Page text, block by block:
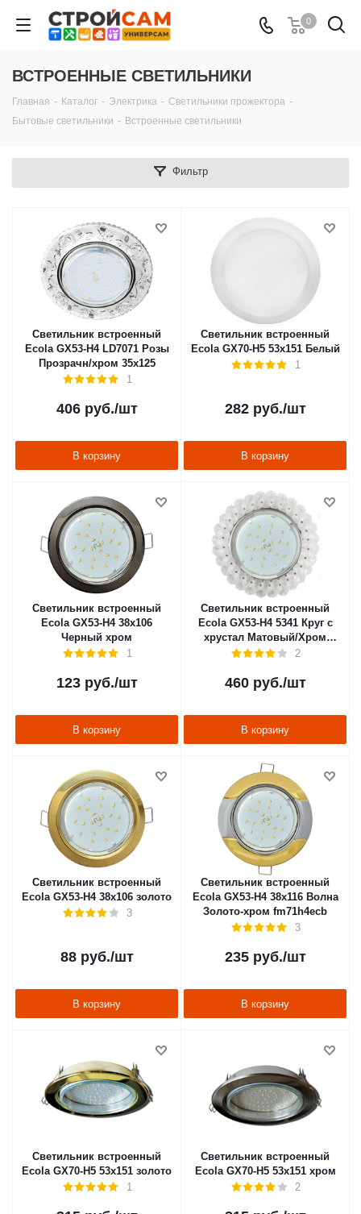
0
ВСТРОЕННЫЕ СВЕТИЛЬНИКИ
Главная - Каталог - Электрика - Светильники прожектора -
Бытовые светильники - Встроенные светильники
Фильтр
Светильник встроенный
Ecola GX53-H4 LD7071 Розы
Прозрачн/хром 35х125
1
406руб./шт
В корзину
Светильник встроенный
Ecola GX70-H5 53x151 Белый
1
282руб./шт
В корзину
Светильник встроенный
Ecola GX53-H4 38x106
Черный хром
1
123руб./шт
В корзину
Светильник встроенный
Ecola GX53-H4 5341 Круг с
хрустал Матовый/Хром
56х120
2
460руб./шт
В корзину
Светильник встроенный
Ecola GX53-H4 38x106 золото
3
88руб./шт
В корзину
Светильник встроенный
Ecola GX53-H4 38x116 Волна
Золото-хром fm71h4ecb
3
235руб./шт
В корзину
Светильник встроенный
Ecola GX70-H5 53x151 золото
1
Светильник встроенный
Ecola GX70-H5 53x151 хром
2